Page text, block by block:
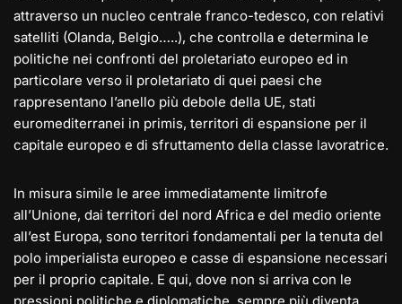
attraverso un nucleo centrale franco-tedesco, con relativi
satelliti (Olanda, Belgio…..), che controlla e determina le
politiche nei confronti del proletariato europeo ed in
particolare verso il proletariato di quei paesi che
rappresentano l’anello più debole della UE, stati
euromediterranei in primis, territori di espansione per il
capitale europeo e di sfruttamento della classe lavoratrice.
In misura simile le aree immediatamente limitrofe
all’Unione, dai territori del nord Africa e del medio oriente
all’est Europa, sono territori fondamentali per la tenuta del
polo imperialista europeo e casse di espansione necessari
per il proprio capitale. E qui, dove non si arriva con le